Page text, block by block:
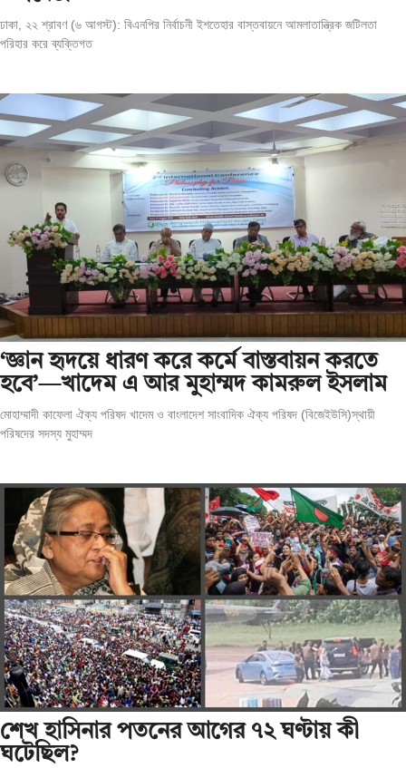
ঢাকা, ২২ শ্রাবণ (৬ আগস্ট): বিএনপির নির্বাচনী ইশতেহার বাস্তবায়নে আমলাতান্ত্রিক জটিলতা
পরিহার করে ব্যক্তিগত
‘জ্ঞান হৃদয়ে ধারণ করে কর্মে বাস্তবায়ন করতে
হবে’—খাদেম এ আর মুহাম্মদ কামরুল ইসলাম
মোহাম্মাদী কাফেলা ঐক্য পরিষদ খাদেম ও বাংলাদেশ সাংবাদিক ঐক্য পরিষদ (বিজেইউসি)স্থায়ী
পরিষদের সদস্য মুহাম্মদ
শেখ হাসিনার পতনের আগের ৭২ ঘণ্টায় কী
ঘটেছিল?